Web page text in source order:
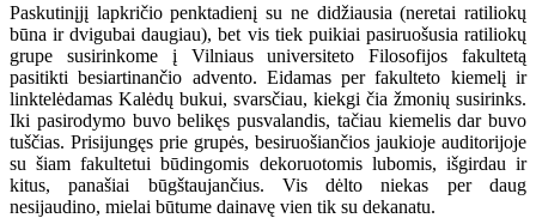
Paskutinįjį lapkričio penktadienį su ne didžiausia (neretai ratiliokų
būna ir dvigubai daugiau), bet vis tiek puikiai pasiruošusia ratiliokų
grupe susirinkome į Vilniaus universiteto Filosofijos fakultetą
pasitikti besiartinančio advento. Eidamas per fakulteto kiemelį ir
linktelėdamas Kalėdų bukui, svarsčiau, kiekgi čia žmonių susirinks.
Iki pasirodymo buvo belikęs pusvalandis, tačiau kiemelis dar buvo
tuščias. Prisijungęs prie grupės, besiruošiančios jaukioje auditorijoje
su šiam fakultetui būdingomis dekoruotomis lubomis, išgirdau ir
kitus, panašiai būgštaujančius. Vis dėlto niekas per daug
nesijaudino, mielai būtume dainavę vien tik su dekanatu.